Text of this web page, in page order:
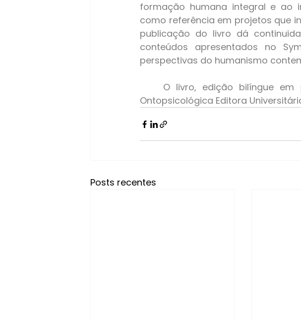
formação humana integral e ao
como referência em projetos que
publicação do livro dá
conteúdos apresentados no
perspectivas do humanismo
Ontopsicológica Editora
Posts recentes